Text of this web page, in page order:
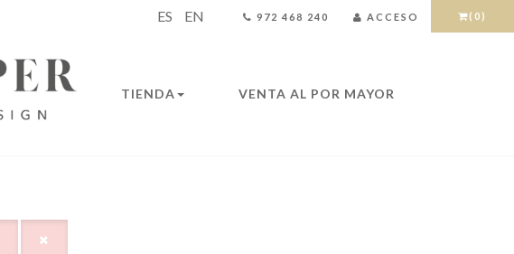
972 468 240 ACCESO (0)
ES EN
TIENDA VENTA AL POR MAYOR